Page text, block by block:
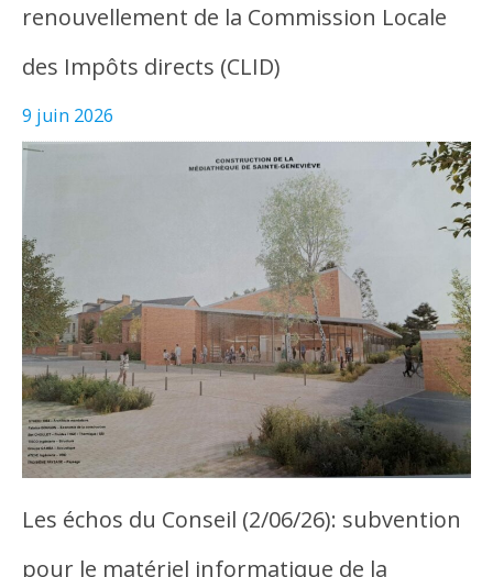
renouvellement de la Commission Locale
des Impôts directs (CLID)
9 juin 2026
Les échos du Conseil (2/06/26): subvention
pour le matériel informatique de la